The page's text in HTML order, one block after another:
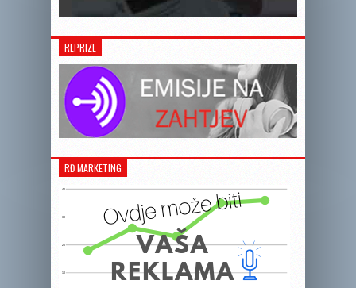
REPRIZE
RĐ MARKETING